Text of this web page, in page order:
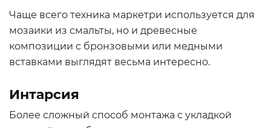
Чаще всего техника маркетри используется для
мозаики из смальты, но и древесные
композиции с бронзовыми или медными
вставками выглядят весьма интересно.
Интарсия
Более сложный способ монтажа с укладкой